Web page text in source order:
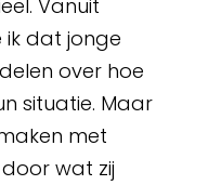
Vanuit
ik dat jonge
over hoe
situatie. Maar
met
wat zij